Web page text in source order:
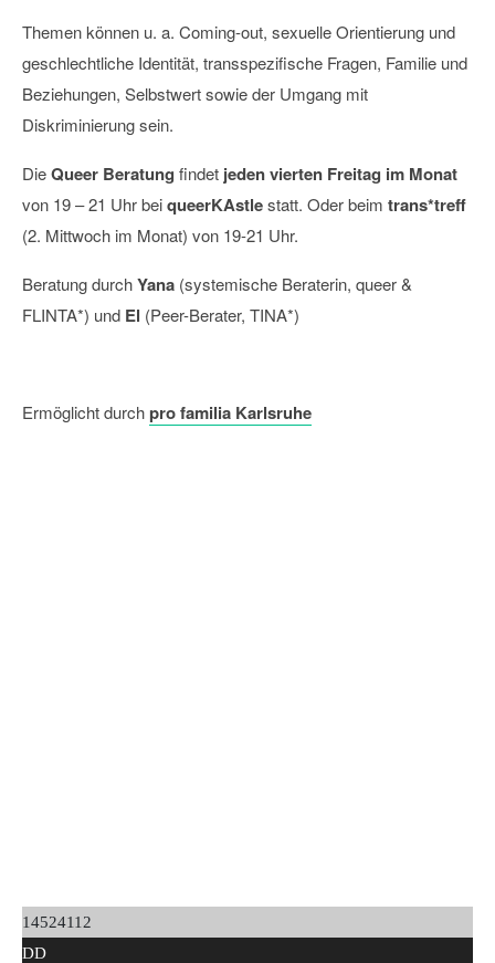
Themen können u. a. Coming-out, sexuelle Orientierung und
geschlechtliche Identität, transspezifische Fragen, Familie und
Beziehungen, Selbstwert sowie der Umgang mit
Diskriminierung sein.
DieQueer Beratung findet jeden vierten Freitag im Monat
von 19 – 21 Uhr beiqueerKAstlestatt. Oder beim trans*treff
(2. Mittwoch im Monat) von 19-21 Uhr.
Beratung durchYana (systemische Beraterin, queer &
FLINTA*) und El (Peer-Berater, TINA*)
Ermöglicht durchpro familia Karlsruhe
14524112
DD